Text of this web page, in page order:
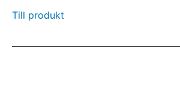
Till produkt